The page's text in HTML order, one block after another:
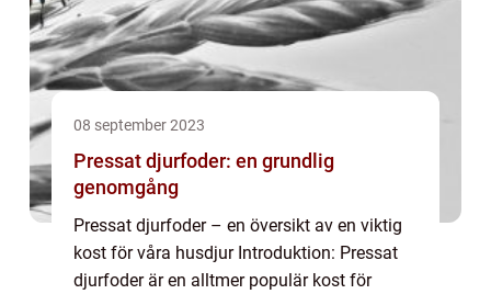
08 september 2023
Pressat djurfoder: en grundlig
genomgång
Pressat djurfoder – en översikt av en viktig
kost för våra husdjur Introduktion: Pressat
djurfoder är en alltmer populär kost för